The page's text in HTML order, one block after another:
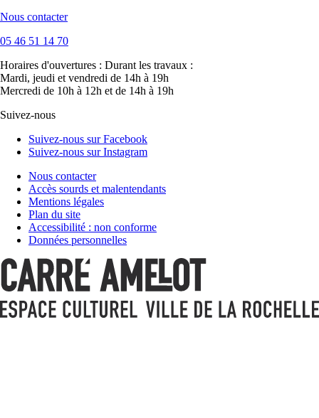
Nous contacter
05 46 51 14 70
Horaires d'ouvertures : Durant les travaux :
Mardi, jeudi et vendredi de 14h à 19h
Mercredi de 10h à 12h et de 14h à 19h
Suivez-nous
Suivez-nous sur Facebook
Suivez-nous sur Instagram
Nous contacter
Accès sourds et malentendants
Mentions légales
Plan du site
Accessibilité : non conforme
Données personnelles